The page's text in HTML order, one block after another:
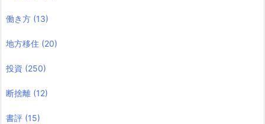
働き方 (13)
地方移住 (20)
投資 (250)
断捨離 (12)
書評 (15)